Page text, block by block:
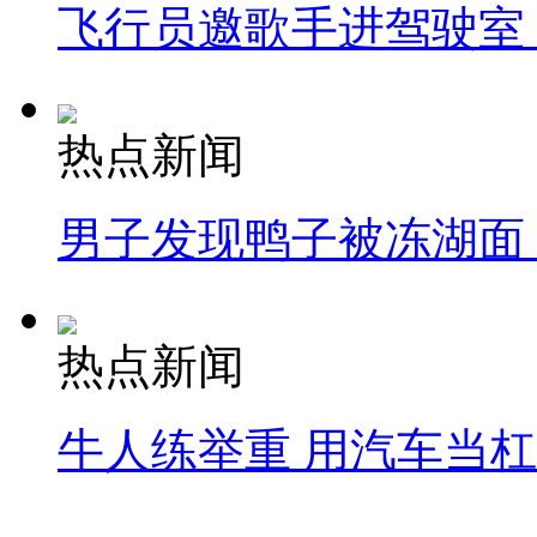
飞行员邀歌手进驾驶
热点新闻
男子发现鸭子被冻湖
热点新闻
牛人练举重 用汽车当